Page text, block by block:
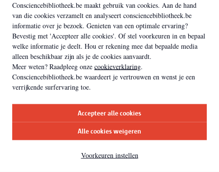
Consciencebibliotheek.be maakt gebruik van cookies. Aan de hand
van die cookies verzamelt en analyseert consciencebibliotheek.be
informatie over je bezoek. Genieten van een optimale ervaring?
Bevestig met 'Accepteer alle cookies'. Of stel voorkeuren in en bepaal
welke informatie je deelt. Hou er rekening mee dat bepaalde media
alleen beschikbaar zijn als je de cookies aanvaardt.
Meer weten? Raadpleeg onze cookieverklaring.
Consciencebibliotheek.be waardeert je vertrouwen en wenst je een
verrijkende surfervaring toe.
Accepteer alle cookies
Alle cookies weigeren
Voorkeuren instellen
Word schenker